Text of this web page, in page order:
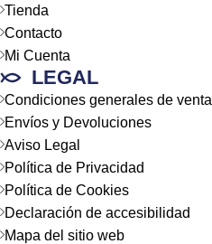
Tienda
Contacto
Mi Cuenta
LEGAL
Condiciones generales de venta
Envíos y Devoluciones
Aviso Legal
Política de Privacidad
Política de Cookies
Declaración de accesibilidad
Mapa del sitio web